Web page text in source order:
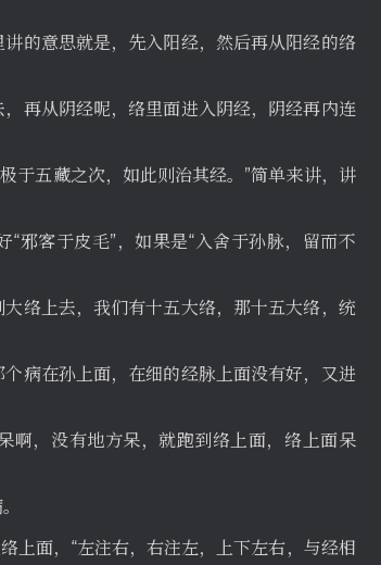
的意思就是，先入阳经，然后再从阳经的络
再从阴经呢，络里面进入阴经，阴经再内连
于五藏之次，如此则治其经。”简单来讲，讲
邪客于皮毛”，如果是“入舍于孙脉，留而不
络上去，我们有十五大络，那十五大络，统
病在孙上面，在细的经脉上面没有好，又进
啊，没有地方呆，就跑到络上面，络上面呆
上面，“左注右，右注左，上下左右，与经相